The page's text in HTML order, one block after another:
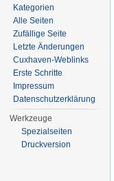
Kategorien
Alle Seiten
Zufällige Seite
Letzte Änderungen
Cuxhaven-Weblinks
Erste Schritte
Impressum
Datenschutzerklärung
Werkzeuge
Spezialseiten
Druckversion